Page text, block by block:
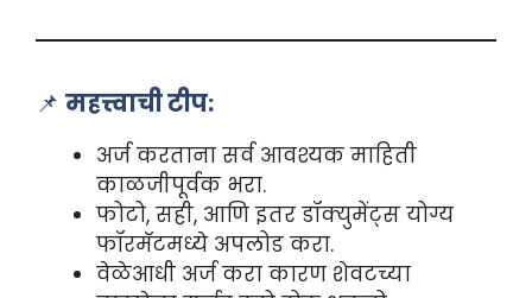
📌 महत्त्वाची टीप:
अर्ज करताना सर्व आवश्यक माहिती
काळजीपूर्वक भरा.
फोटो, सही, आणि इतर डॉक्युमेंट्स योग्य
फॉरमॅटमध्ये अपलोड करा.
वेळेआधी अर्ज करा कारण शेवटच्या